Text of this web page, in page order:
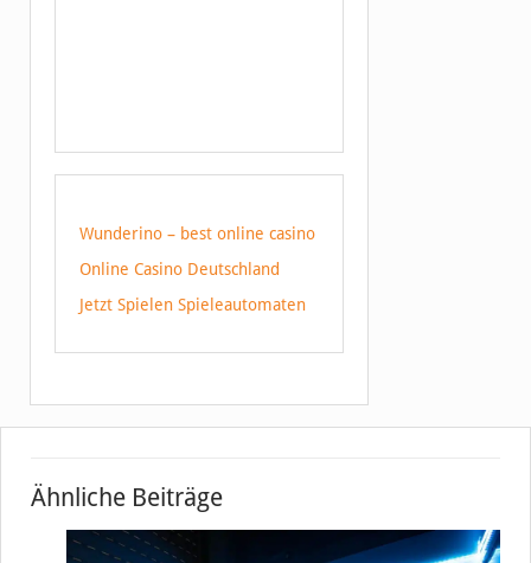
Wunderino – best online casino
Online Casino Deutschland
Jetzt Spielen Spieleautomaten
Ähnliche Beiträge